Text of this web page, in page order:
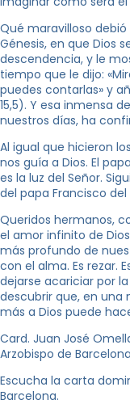
Qué maravilloso
Génesis, en que Dios
descendencia, y le
tiempo que le dijo:
puedes contarlas» y
15,5). Y esa inmensa
nuestros días, ha
Al igual que hicieron
nos guía a Dios. El
es la luz del Señor.
del papa Francisco
Queridos hermanos,
el amor infinito de
más profundo de
con el alma. Es rezar.
dejarse acariciar por la
descubrir que, en una
más a Dios puede
Card. Juan José
Arzobispo de Barcelona
Escucha la carta
Barcelona.